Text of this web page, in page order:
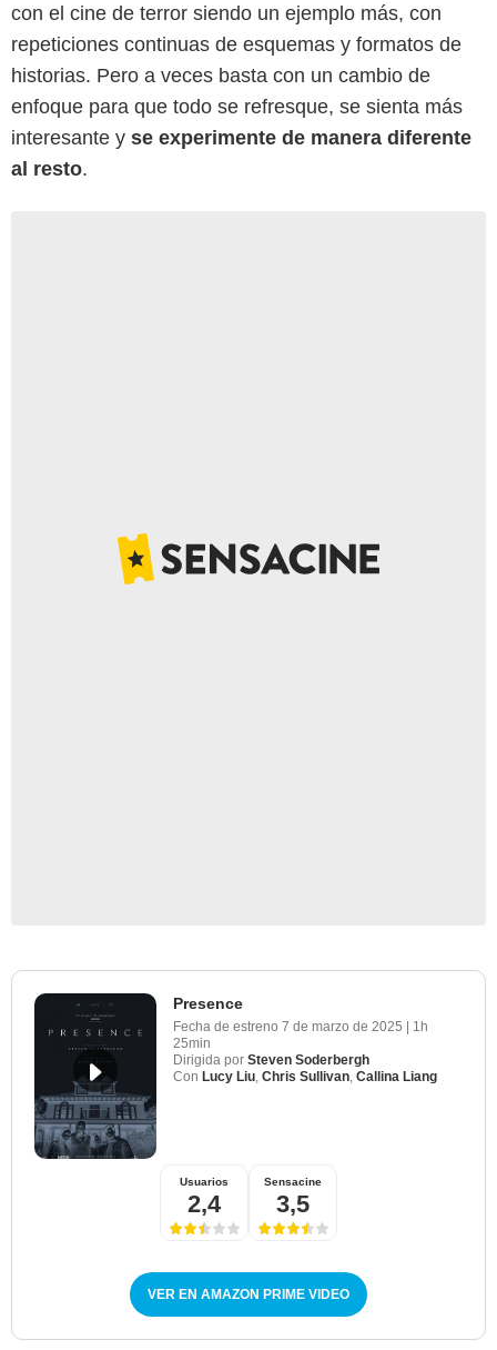
con el cine de terror siendo un ejemplo más, con
repeticiones continuas de esquemas y formatos de
historias. Pero a veces basta con un cambio de
enfoque para que todo se refresque, se sienta más
interesante y se experimente de manera diferente
al resto.
Presence
Fecha de estreno 7 de marzo de 2025 | 1h
25min
Dirigida por Steven Soderbergh
Con Lucy Liu Chris Sullivan Callina Liang
Usuarios
2,4
Sensacine
3,5
VER EN AMAZON PRIME VIDEO